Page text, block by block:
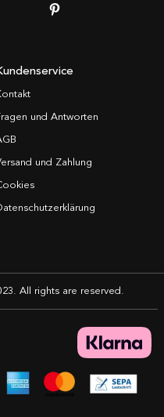
und Antworten
und Zahlung
All rights are reserved.